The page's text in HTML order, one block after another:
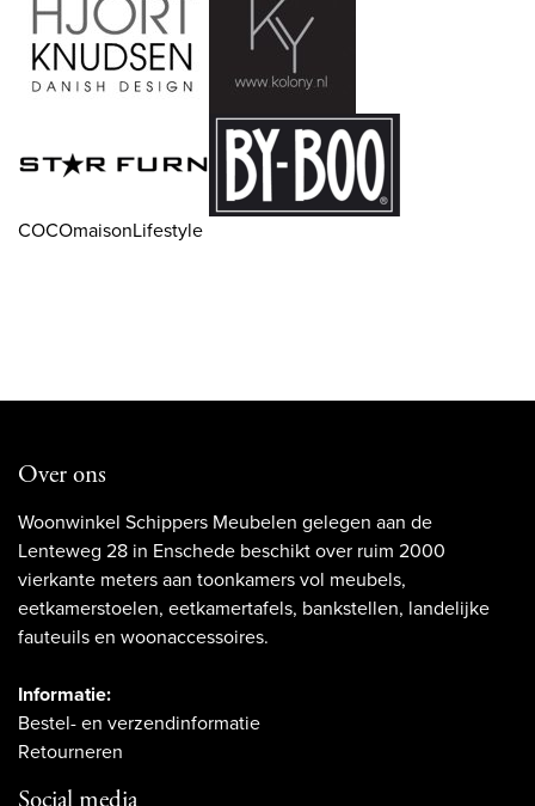
COCOmaisonLifestyle
Over ons
Woonwinkel Schippers Meubelen gelegen aan de
Lenteweg 28 in Enschede beschikt over ruim 2000
vierkante meters aan toonkamers vol meubels,
eetkamerstoelen, eetkamertafels, bankstellen, landelijke
fauteuils en woonaccessoires.
Informatie:
Bestel- en verzendinformatie
Retourneren